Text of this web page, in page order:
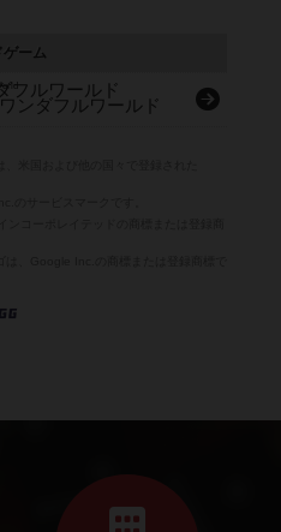
ーム
ンダフルワールド